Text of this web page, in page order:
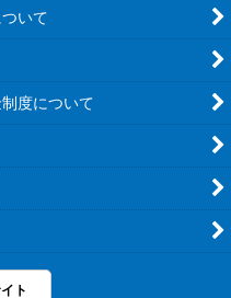
いて
度について
ト